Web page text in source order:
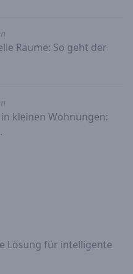
Räume: So geht der
kleinen Wohnungen:
Lösung für intelligente